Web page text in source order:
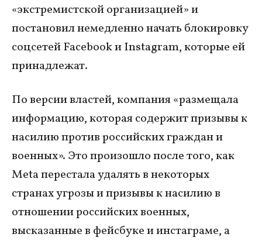
«экстремистской организацией» и
постановил немедленно начать блокировку
соцсетей Facebook и Instagram, которые ей
принадлежат.
По версии властей, компания «размещала
информацию, которая содержит призывы к
насилию против российских граждан и
военных». Это произошло после того, как
Meta перестала удалять в некоторых
странах угрозы и призывы к насилию в
отношении российских военных,
высказанные в фейсбуке и инстаграме, а